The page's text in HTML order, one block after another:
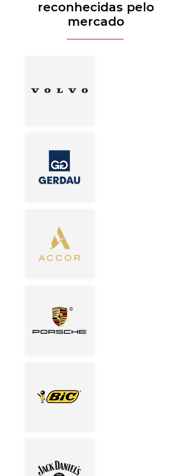
reconhecidas pelo
mercado